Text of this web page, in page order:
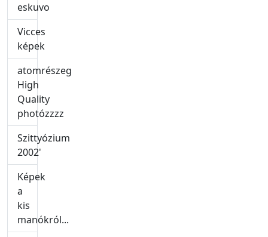
eskuvo
Vicces
képek
atomrészeg
High
Quality
photózzzz
Szittyózium
2002'
Képek
a
kis
manókról...